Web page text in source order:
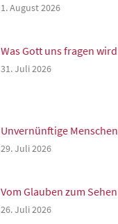
1. August 2026
Was Gott uns fragen wird
31. Juli 2026
Unvernünftige Menschen
29. Juli 2026
Vom Glauben zum Sehen
26. Juli 2026